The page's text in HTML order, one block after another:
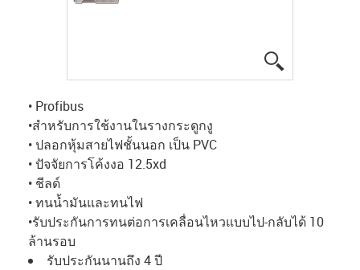
• Profibus
•สำหรับการใช้งานในรางกระดูกงู
• ปลอกหุ้มสายไฟชั้นนอก เป็น PVC
• ปัจจัยการโค้งงอ 12.5xd
• ชีลด์
• ทนน้ำมันและทนไฟ
•รับประกันการทนต่อการเคลื่อนไหวแบบไป-กลับได้ 10
ล้านรอบ
รับประกันนานถึง 4 ปี